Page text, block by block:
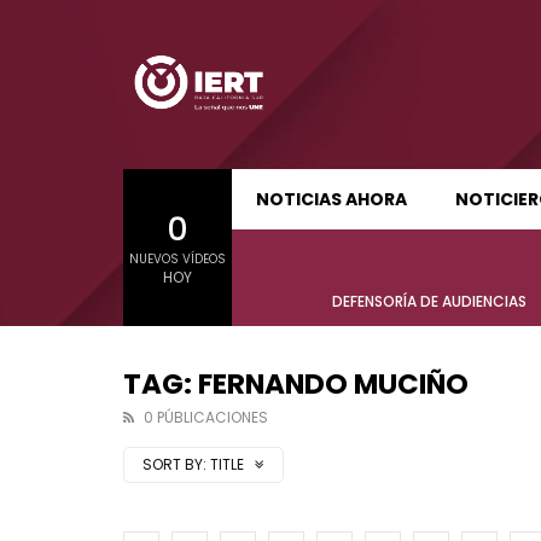
0
NUEVOS VÍDEOS
HOY
NOTICIAS AHORA
SUDCALIFORNIA HOY EDICIÓN MATUTINA
Sudcalifornia Hoy edición matutina
DEFENSORÍA DE AUDIENCIAS
01:24:11
Sudcalifornia Hoy edición matutina
TAG: FERNANDO MUCIÑO
0 PÚBLICACIONES
SORT BY: TITLE